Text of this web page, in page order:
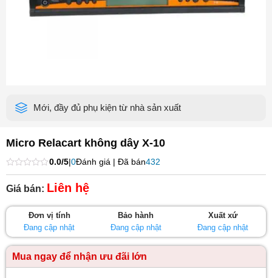
Mới, đầy đủ phụ kiện từ nhà sản xuất
Micro Relacart không dây X-10
Được
xếp
hạng
5
0.0/5|0Đánh giá | Đã bán432
Giá bán: Liên hệ
Đơn vị tính
Đang cập nhật
Bảo hành
Đang cập nhật
Xuất xứ
Đang cập nhật
Mua ngay để nhận ưu đãi lớn